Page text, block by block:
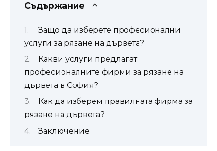
Съдържание
Защо да изберете професионални
услуги за рязане на дървета?
Какви услуги предлагат
професионалните фирми за рязане на
дървета в София?
Как да изберем правилната фирма за
рязане на дървета?
Заключение